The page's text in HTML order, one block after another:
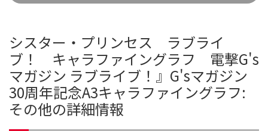
シスター・プリンセス ラブライ
ブ！ キャラファイングラフ 電撃G's
マガジン ラブライブ！』G'sマガジン
30周年記念A3キャラファイングラフ:
その他の詳細情報